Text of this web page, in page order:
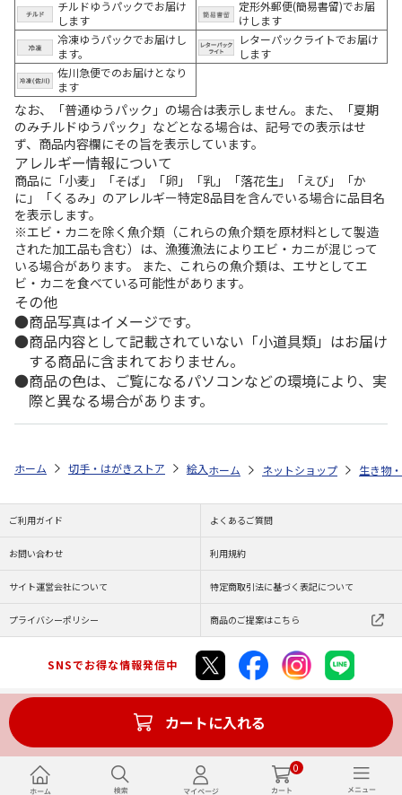
0
チルドゆうパックでお届け
します
定形外郵便(簡易書留)でお届
けします
冷凍ゆうパックでお届けし
ます。
レターパックライトでお届け
します
佐川急便でのお届けとなり
ます
なお、「普通ゆうパック」の場合は表示しません。また、「夏期
のみチルドゆうパック」などとなる場合は、記号での表示はせ
ず、商品内容欄にその旨を表示しています。
アレルギー情報について
商品に「小麦」「そば」「卵」「乳」「落花生」「えび」「か
に」「くるみ」のアレルギー特定8品目を含んでいる場合に品目名
を表示します。
※エビ・カニを除く魚介類（これらの魚介類を原材料として製造
された加工品も含む）は、漁獲漁法によりエビ・カニが混じって
いる場合があります。 また、これらの魚介類は、エサとしてエ
ビ・カニを食べている可能性があります。
その他
商品写真はイメージです。
商品内容として記載されていない「小道具類」はお届け
する商品に含まれておりません。
商品の色は、ご覧になるパソコンなどの環境により、実
際と異なる場合があります。
カートに入れる
ホーム 切手・はがきストア 絵入りはがき 夏限定 季節のムーミンは
ホーム ネットショップ 生き物
ご利用ガイド よくあるご質問
お問い合わせ 利用規約
サイト運営会社について 特定商取引法に基づく表記について
プライバシーポリシー 商品のご提案はこちら
SNSでお得な情報発信中